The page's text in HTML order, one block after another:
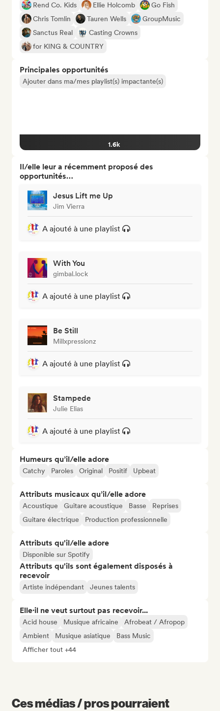
Rend Co. Kids Ellie Holcomb
Go Fish
Chris Tomlin
Tauren Wells
GroupMusic
Sanctus Real
Casting Crowns
for KING & COUNTRY
Principales opportunités
Ajouter dans ma/mes playlist(s) impactante(s)
1.6k
Il/elle leur a récemment proposé des
opportunités…
Jesus Lift me Up
Jim Vierra
A ajouté à une playlist
With You
gimbal.lock
A ajouté à une playlist
Be Still
Millxpressionz
A ajouté à une playlist
Stampede
Julie Elias
A ajouté à une playlist
Humeurs qu’il/elle adore
Catchy Paroles Original Positif Upbeat
Attributs musicaux qu’il/elle adore
Acoustique Guitare acoustique Basse
Reprises
Guitare électrique
Production professionnelle
Attributs qu'il/elle adore
Disponible sur Spotify
Attributs qu'ils sont également disposés à
recevoir
Artiste indépendant Jeunes talents
Elle·il ne veut surtout pas recevoir...
Acid house Musique africaine
Afrobeat / Afropop
Ambient
Musique asiatique
Bass Music
Afficher tout +44
Ces médias / pros pourraient